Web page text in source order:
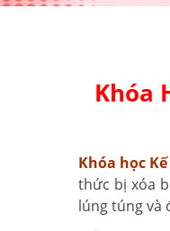
Khóa
Khóa học
thức bị xóa
lúng túng và